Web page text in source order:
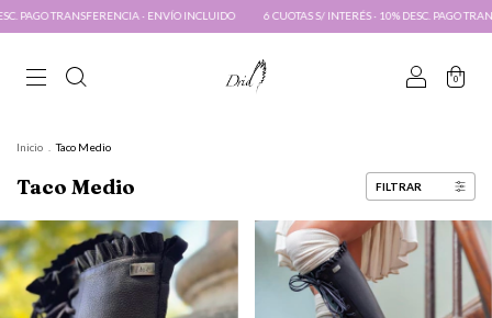
INCLUIDO 6 CUOTAS S/ INTERÉS · 10% DESC. PAGO TRANSFERENCIA · ENVÍO
0
Inicio Taco Medio
Taco Medio FILTRAR